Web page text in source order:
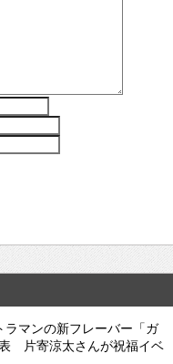
ラマンの新フレーバー「ガ
片寄涼太さんが祝福イベ